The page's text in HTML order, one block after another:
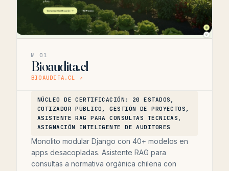
№ 01
Bioaudita.cl
BIOAUDITA.CL ↗
NÚCLEO DE CERTIFICACIÓN: 20 ESTADOS,
COTIZADOR PÚBLICO, GESTIÓN DE PROYECTOS,
ASISTENTE RAG PARA CONSULTAS TÉCNICAS,
ASIGNACIÓN INTELIGENTE DE AUDITORES
Monolito modular Django con 40+ modelos en
apps desacopladas. Asistente RAG para
consultas a normativa orgánica chilena con